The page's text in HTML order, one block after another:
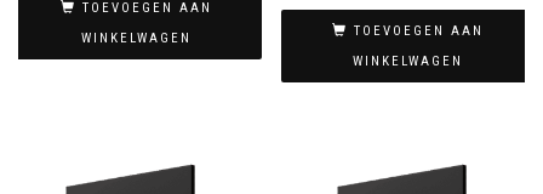
TOEVOEGEN AAN
WINKELWAGEN
TOEVOEGEN AAN
WINKELWAGEN